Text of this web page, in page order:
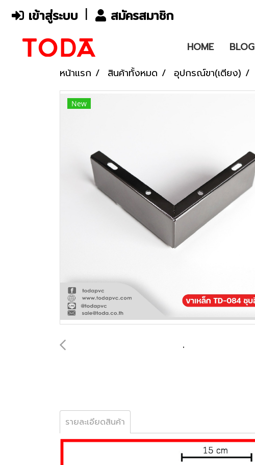
เข้าสู่ระบบ สมัครสมาชิก
HOME BLOG
หน้าแรก
สินค้าทั้งหมด อุปกรณ์ขา(เตียง)
New
รายละเอียดสินค้า